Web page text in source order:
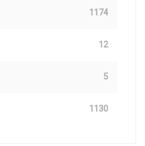
1174
12
5
1130